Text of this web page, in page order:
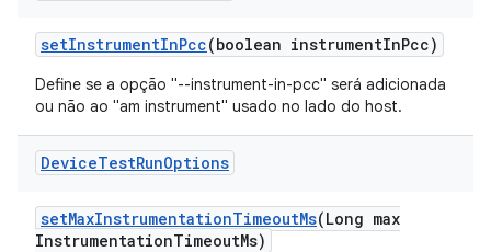
setInstrumentInPcc(boolean instrumentInPcc)
Define se a opção "--instrument-in-pcc" será adicionada
ou não ao "am instrument" usado no lado do host.
DeviceTestRunOptions
setMaxInstrumentationTimeoutMs(Long max
InstrumentationTimeoutMs)